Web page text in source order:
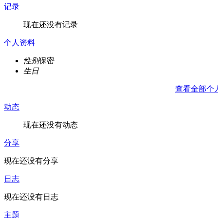
记录
现在还没有记录
个人资料
性别保密
生日
查看全部个
动态
现在还没有动态
分享
现在还没有分享
日志
现在还没有日志
主题